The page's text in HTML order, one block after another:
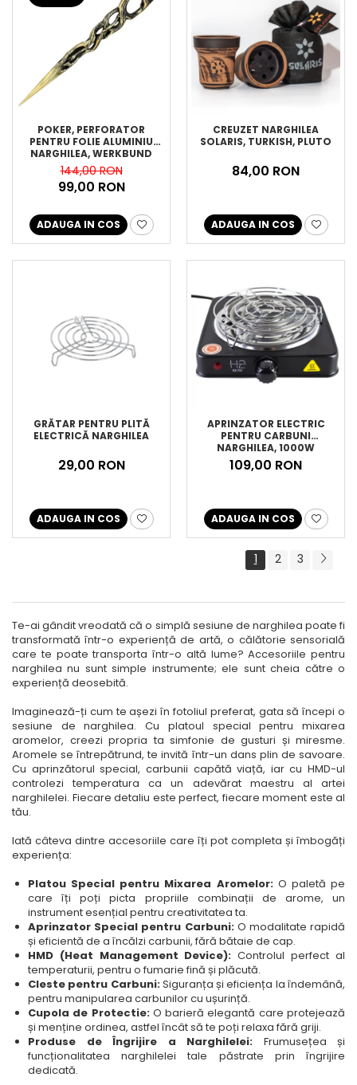
POKER, PERFORATOR
PENTRU FOLIE ALUMINIU
NARGHILEA, WERKBUND
144,00 RON
99,00 RON
ADAUGA IN COS
CREUZET NARGHILEA
SOLARIS, TURKISH, PLUTO
84,00 RON
ADAUGA IN COS
GRĂTAR PENTRU PLITĂ
ELECTRICĂ NARGHILEA
29,00 RON
ADAUGA IN COS
APRINZATOR ELECTRIC
PENTRU CARBUNI
NARGHILEA, 1000W
109,00 RON
ADAUGA IN COS
1 2 3
Te-ai gândit vreodată că o simplă sesiune de narghilea poate fi
transformată într-o experiență de artă, o călătorie sensorială
care te poate transporta într-o altă lume? Accesoriile pentru
narghilea nu sunt simple instrumente; ele sunt cheia către o
experiență deosebită.
Imaginează-ți cum te așezi în fotoliul preferat, gata să începi o
sesiune de narghilea. Cu platoul special pentru mixarea
aromelor, creezi propria ta simfonie de gusturi și miresme.
Aromele se întrepătrund, te invită într-un dans plin de savoare.
Cu aprinzătorul special, carbunii capătă viață, iar cu HMD-ul
controlezi temperatura ca un adevărat maestru al artei
narghilelei. Fiecare detaliu este perfect, fiecare moment este al
tău.
Iată câteva dintre accesoriile care îți pot completa și îmbogăți
experiența:
Platou Special pentru Mixarea Aromelor:O paletă pe
care îți poți picta propriile combinații de arome, un
instrument esențial pentru creativitatea ta.
Aprinzator Special pentru Carbuni:O modalitate rapidă
și eficientă de a încălzi carbunii, fără bătaie de cap.
HMD (Heat Management Device): Controlul perfect al
temperaturii, pentru o fumarie fină și plăcută.
Cleste pentru Carbuni:Siguranța și eficiența la îndemână,
pentru manipularea carbunilor cu ușurință.
Cupola de Protectie:O barieră elegantă care protejează
și menține ordinea, astfel încât să te poți relaxa fără griji.
Produse de Îngrijire a Narghilelei: Frumusețea și
funcționalitatea narghilelei tale păstrate prin îngrijire
dedicată.